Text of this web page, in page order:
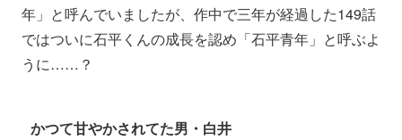
年」と呼んでいましたが、作中で三年が経過した149話
ではついに石平くんの成長を認め「石平青年」と呼ぶよ
うに……？
かつて甘やかされてた男・白井